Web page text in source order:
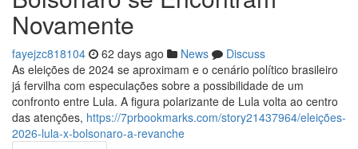
Novamente
fayejzc818104 62 days ago News
Discuss
As eleições de 2024 se aproximam e o cenário político brasileiro
já fervilha com especulações sobre a possibilidade de um
confronto entre Lula. A figura polarizante de Lula volta ao centro
das atenções, https://7prbookmarks.com/story21437964/eleições-
2026-lula-x-bolsonaro-a-revanche